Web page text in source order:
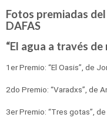
Fotos premiadas
DAFAS
“El agua a través de
1er Premio: “El Oasis”, de
2do Premio: “Varadxs”, de
3er Premio: “Tres gotas”,